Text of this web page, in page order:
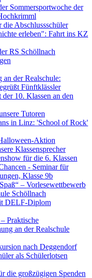
Sommersportwoche der
die Abschlussschüler
erleben": Fahrt ins KZ
RS Schöllnach
an der Realschule:
Fünftklässler
der 10. Klassen an den
Tutoren
in Linz: 'School of Rock'
Aktion
Klassensprecher
für die 6. Klassen
- Seminar für
Klasse 9b
– Vorlesewettbewerb
Schöllnach
DELF-Diplom
Praktische
an der Realschule
nach Deggendorf
als Schülerlotsen
die großzügigen Spenden